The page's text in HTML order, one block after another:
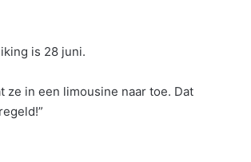
is 28 juni.
ze in een limousine naar toe. Dat